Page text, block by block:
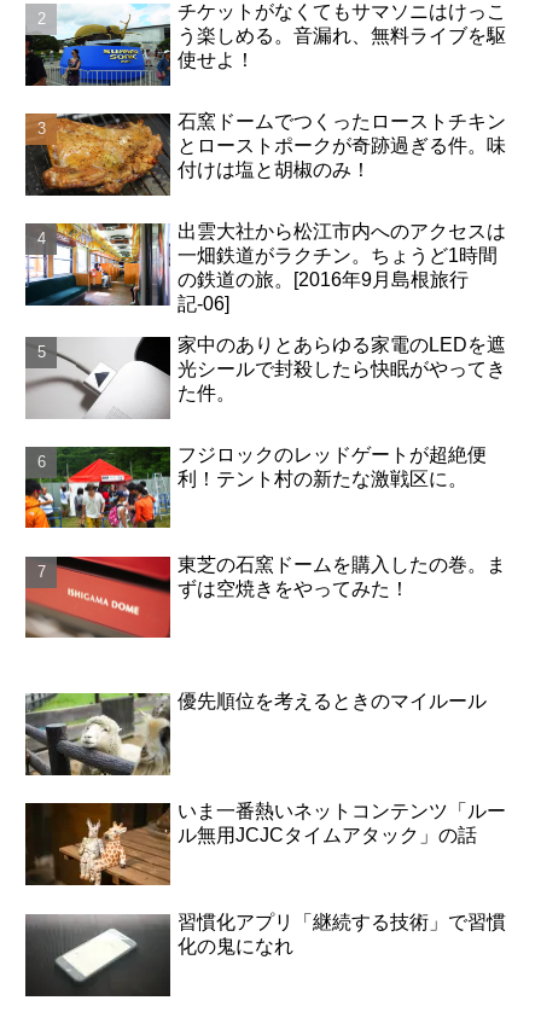
チケットがなくてもサマソニはけっこ
う楽しめる。音漏れ、無料ライブを駆
使せよ！
石窯ドームでつくったローストチキン
とローストポークが奇跡過ぎる件。味
付けは塩と胡椒のみ！
出雲大社から松江市内へのアクセスは
一畑鉄道がラクチン。ちょうど1時間
の鉄道の旅。[2016年9月島根旅行
記-06]
家中のありとあらゆる家電のLEDを遮
光シールで封殺したら快眠がやってき
た件。
フジロックのレッドゲートが超絶便
利！テント村の新たな激戦区に。
東芝の石窯ドームを購入したの巻。ま
ずは空焼きをやってみた！
優先順位を考えるときのマイルール
いま一番熱いネットコンテンツ「ルー
ル無用JCJCタイムアタック」の話
習慣化アプリ「継続する技術」で習慣
化の鬼になれ